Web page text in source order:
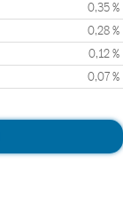
0,35 %
0,28 %
0,12 %
0,07 %